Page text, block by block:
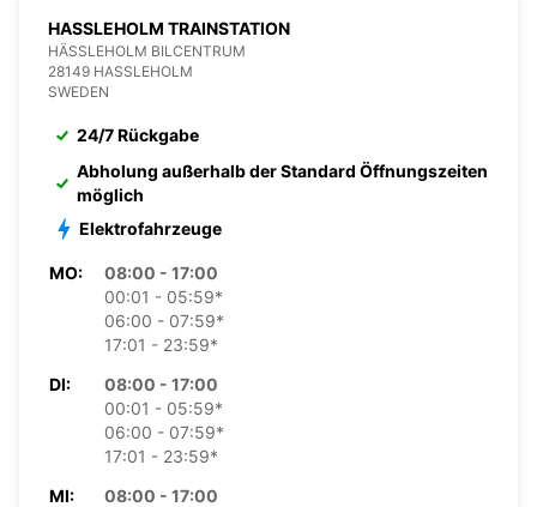
HASSLEHOLM TRAINSTATION
HÄSSLEHOLM BILCENTRUM
28149 HASSLEHOLM
SWEDEN
24/7 Rückgabe
Abholung außerhalb der Standard Öffnungszeiten
möglich
Elektrofahrzeuge
MO:
08:00 - 17:00
00:01 - 05:59*
06:00 - 07:59*
17:01 - 23:59*
DI:
08:00 - 17:00
00:01 - 05:59*
06:00 - 07:59*
17:01 - 23:59*
MI:
08:00 - 17:00